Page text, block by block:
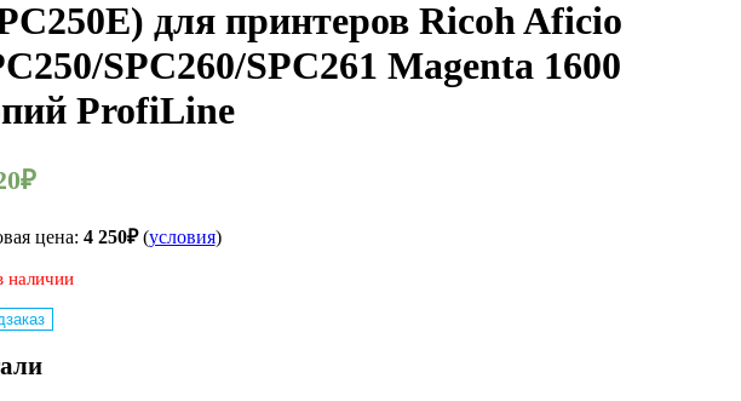
для принтеров Ricoh Aficio
SPC260/SPC261 Magenta 1600
ProfiLine
₽
цена: 4 250₽(условия)
наличии